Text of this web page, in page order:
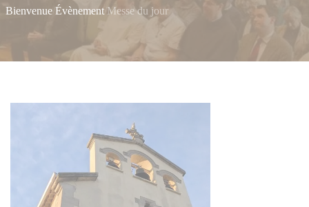
Bienvenue Évènement/Messe du jour